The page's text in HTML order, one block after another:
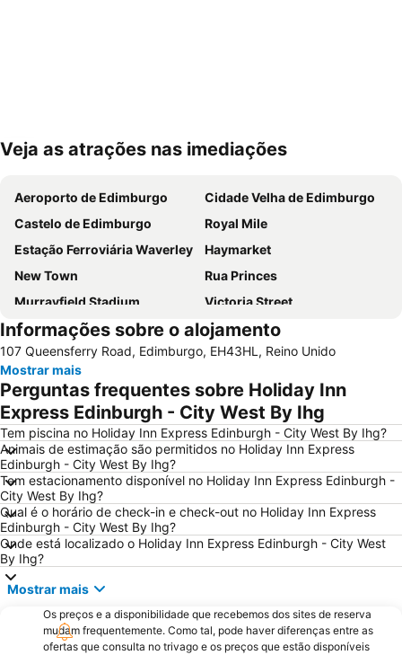
Ampliar mapa
Veja as atrações nas imediações
Aeroporto de Edimburgo
Cidade Velha de Edimburgo
Castelo de Edimburgo
Royal Mile
Estação Ferroviária Waverley
Haymarket
New Town
Rua Princes
Murrayfield Stadium
Victoria Street
Grassmarket
Galeria Nacional da Escócia
Museu Nacional da Escócia
Leith
City Art Centre
The Royal Mile Gallery
St James Quarter
Rosslyn Chapel
The Witchery by the Castle
Edinburgh Park
Stockbridge
Scott Monument
Marchmont
Edinburgh Zoo
Greyfriars Kirk
Cowgate
Holyrood Park
Braid Hills
Portobello
Dean Village
Davidson's Mains
Royal Botanic Garden Edinburgh
Rose Street
Edinburgh Dungeon
Edinburgh Marathon Festival
Informações sobre o alojamento
107 Queensferry Road, Edimburgo, EH43HL, Reino Unido
Mostrar mais
Perguntas frequentes sobre Holiday Inn
Express Edinburgh - City West By Ihg
Tem piscina no Holiday Inn Express Edinburgh - City West By Ihg?
Animais de estimação são permitidos no Holiday Inn Express
Edinburgh - City West By Ihg?
Tem estacionamento disponível no Holiday Inn Express Edinburgh -
City West By Ihg?
Qual é o horário de check-in e check-out no Holiday Inn Express
Edinburgh - City West By Ihg?
Onde está localizado o Holiday Inn Express Edinburgh - City West
By Ihg?
Mostrar mais
Os preços e a disponibilidade que recebemos dos sites de reserva
mudam frequentemente. Como tal, pode haver diferenças entre as
ofertas que consulta no trivago e os preços que estão disponíveis